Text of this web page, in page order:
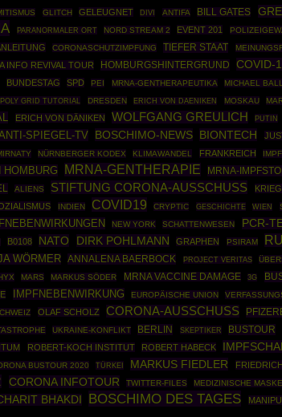
GLITCH GELEUGNET DIVI ANTIFA BILL GATES
PARANORMALER ORT NORD STREAM 2 EVENT 201
CORONASCHUTZIMPFUNG TIEFER STAAT
INFO REVIVAL TOUR HOMBURGSHINTERGRUND COVID-
BUNDESTAG SPD PEI MRNA-GENTHERAPEUTIKA MICHAEL
POLY GRID TUTORIAL DRESDEN ERICH VON DAENIKEN MOSKAU
ERICH VON DÄNIKEN WOLFGANG GREULICH PUTIN
SPIEGEL-TV BOSCHIMO-NEWS BIONTECH
NÜRNBERGER KODEX KLIMAWANDEL FRANKREICH
HOMBURG MRNA-GENTHERAPIE MRNA-
ALIENS STIFTUNG CORONA-AUSSCHUSS KRIEG
INDIEN COVID19 CRYPTIC GESCHICHTE WIEN
NEW YORK SCHATTENWESEN PCR-
B0108 NATO DIRK POHLMANN GRAPHEN PSIRAM
WÖRMER ANNALENA BAERBOCK PROJECT VERITAS
MARS MARKUS SÖDER MRNA VACCINE DAMAGE 3G
IMPFNEBENWIRKUNG EUROPÄISCHE UNION
OLAF SCHOLZ CORONA-AUSSCHUSS
UKRAINE-KONFLIKT BERLIN SKEPTIKER BUSTOUR
ROBERT-KOCH INSTITUT ROBERT HABECK
BUSTOUR 2020 TÜRKEI MARKUS FIEDLER
CORONA INFOTOUR TWITTER-FILES MEDIZINISCHE MASKE
BHAKDI BOSCHIMO DES TAGES